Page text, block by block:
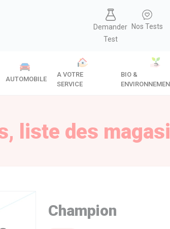
Demander
Test
Nos Tests
AUTOMOBILE
A VOTRE
SERVICE
BIO &
liste des
Champion